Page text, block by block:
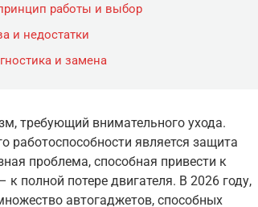
работы и выбор
и недостатки
и замена
требующий внимательного ухода.
является защита
проблема, способная привести к
полной потере двигателя. В 2026 году,
автогаджетов, способных